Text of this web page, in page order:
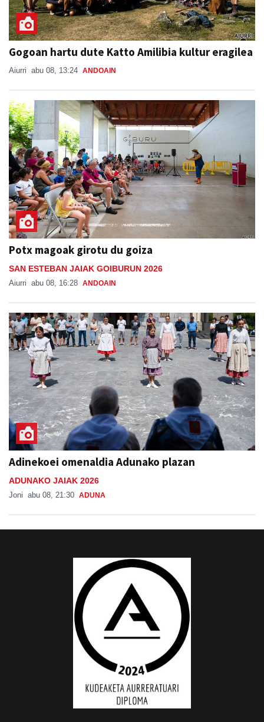
Gogoan hartu dute Katto Amilibia kultur eragilea
Aiurri abu 08, 13:24 ANDOAIN
Potx magoak girotu du goiza
SAN ESTEBAN JAIAK GOIBURUN 2026
Aiurri abu 08, 16:28 ANDOAIN
Adinekoei omenaldia Adunako plazan
ADUNAKO JAIAK 2026
Joni abu 08, 21:30 ADUNA